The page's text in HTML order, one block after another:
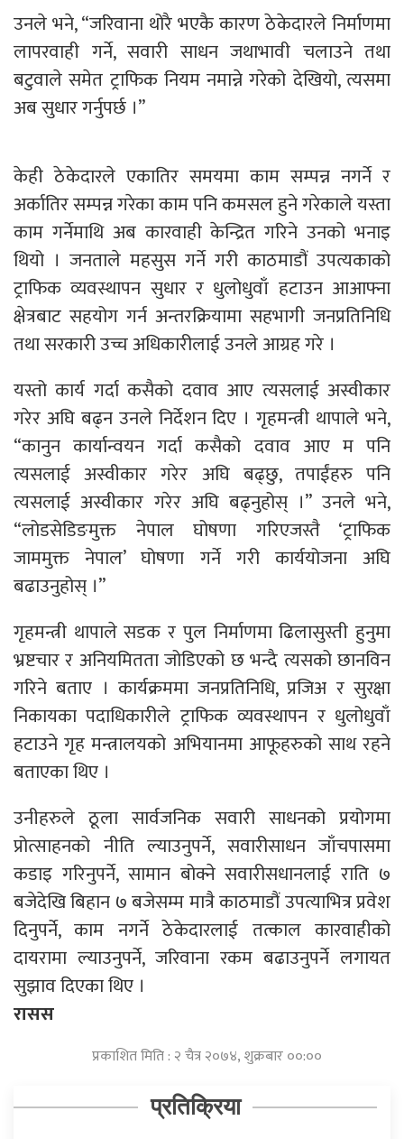
उनले भने, “जरिवाना थोरै भएकै कारण ठेकेदारले निर्माणमा
लापरवाही गर्ने, सवारी साधन जथाभावी चलाउने तथा
बटुवाले समेत ट्राफिक नियम नमान्ने गरेको देखियो, त्यसमा
अब सुधार गर्नुपर्छ ।”
केही ठेकेदारले एकातिर समयमा काम सम्पन्न नगर्ने र
अर्कातिर सम्पन्न गरेका काम पनि कमसल हुने गरेकाले यस्ता
काम गर्नेमाथि अब कारवाही केन्द्रित गरिने उनको भनाइ
थियो । जनताले महसुस गर्ने गरी काठमाडौं उपत्यकाको
ट्राफिक व्यवस्थापन सुधार र धुलोधुवाँ हटाउन आआफ्ना
क्षेत्रबाट सहयोग गर्न अन्तरक्रियामा सहभागी जनप्रतिनिधि
तथा सरकारी उच्च अधिकारीलाई उनले आग्रह गरे ।
यस्तो कार्य गर्दा कसैको दवाव आए त्यसलाई अस्वीकार
गरेर अघि बढ्न उनले निर्देशन दिए । गृहमन्त्री थापाले भने,
“कानुन कार्यान्वयन गर्दा कसैको दवाव आए म पनि
त्यसलाई अस्वीकार गरेर अघि बढ्छु, तपाईंहरु पनि
त्यसलाई अस्वीकार गरेर अघि बढ्नुहोस् ।” उनले भने,
“लोडसेडिङमुक्त नेपाल घोषणा गरिएजस्तै ‘ट्राफिक
जाममुक्त नेपाल’ घोषणा गर्ने गरी कार्ययोजना अघि
बढाउनुहोस् ।”
गृहमन्त्री थापाले सडक र पुल निर्माणमा ढिलासुस्ती हुनुमा
भ्रष्टचार र अनियमितता जोडिएको छ भन्दै त्यसको छानविन
गरिने बताए । कार्यक्रममा जनप्रतिनिधि, प्रजिअ र सुरक्षा
निकायका पदाधिकारीले ट्राफिक व्यवस्थापन र धुलोधुवाँ
हटाउने गृह मन्त्रालयको अभियानमा आफूहरुको साथ रहने
बताएका थिए ।
उनीहरुले ठूला सार्वजनिक सवारी साधनको प्रयोगमा
प्रोत्साहनको नीति ल्याउनुपर्ने, सवारीसाधन जाँचपासमा
कडाइ गरिनुपर्ने, सामान बोक्ने सवारीसधानलाई राति ७
बजेदेखि बिहान ७ बजेसम्म मात्रै काठमाडौं उपत्याभित्र प्रवेश
दिनुपर्ने, काम नगर्ने ठेकेदारलाई तत्काल कारवाहीको
दायरामा ल्याउनुपर्ने, जरिवाना रकम बढाउनुपर्ने लगायत
सुझाव दिएका थिए ।
रासस
प्रकाशित मिति : २ चैत्र २०७४, शुक्रबार ००:००
प्रतिक्रिया